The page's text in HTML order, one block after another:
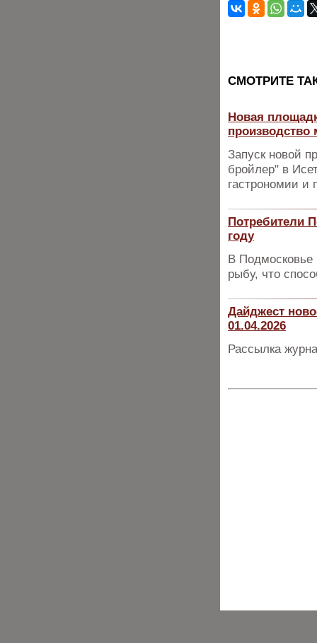
CМОТРИТЕ
Новая
производство
Запуск новой
бройлер" в
гастрономии и
Потребители
году
В Подмосковье
рыбу, что
Дайджест
01.04.2026
Рассылка